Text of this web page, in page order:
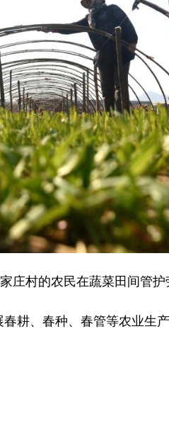
村的农民在蔬菜田间管护
、春种、春管等农业生产